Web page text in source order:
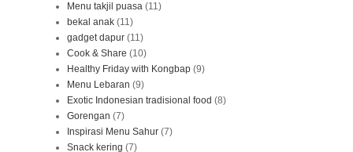
Menu takjil puasa (11)
bekal anak (11)
gadget dapur (11)
Cook & Share (10)
Healthy Friday with Kongbap (9)
Menu Lebaran (9)
Exotic Indonesian tradisional food (8)
Gorengan (7)
Inspirasi Menu Sahur (7)
Snack kering (7)